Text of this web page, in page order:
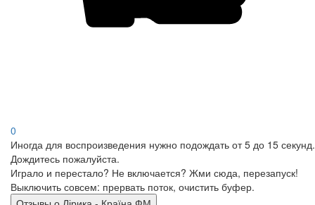
0
Иногда для воспроизведения нужно подождать от 5 до 15 секунд.
Дождитесь пожалуйста.
Играло и перестало? Не включается? Жми сюда, перезапуск!
Выключить совсем: прервать поток, очистить буфер.